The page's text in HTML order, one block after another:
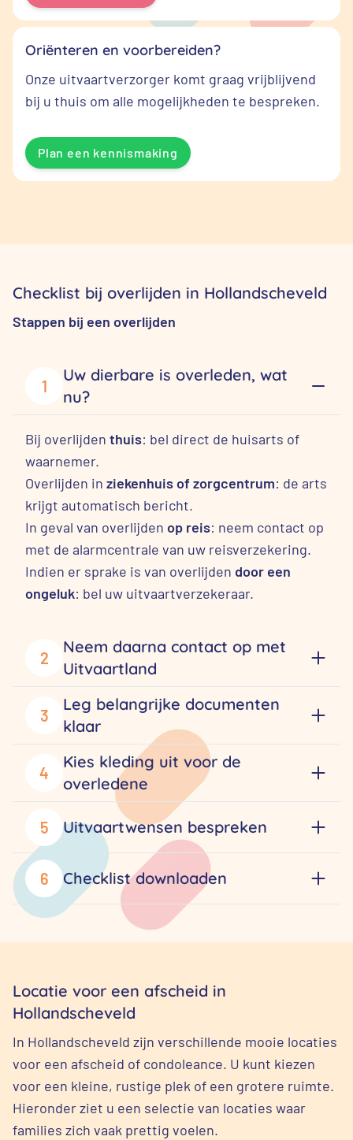
Oriënteren en voorbereiden?
Onze uitvaartverzorger komt graag vrijblijvend
bij u thuis om alle mogelijkheden te bespreken.
Plan een kennismaking
Checklist bij overlijden in Hollandscheveld
Stappen bij een overlijden
1
Uw dierbare is overleden, wat
nu?
Bij overlijden thuis: bel direct de huisarts of
waarnemer.
Overlijden in ziekenhuis of zorgcentrum: de arts
krijgt automatisch bericht.
In geval van overlijden op reis: neem contact op
met de alarmcentrale van uw reisverzekering.
Indien er sprake is van overlijden door een
ongeluk: bel uw uitvaartverzekeraar.
2
Neem daarna contact op met
Uitvaartland
3
Leg belangrijke documenten
klaar
4
Kies kleding uit voor de
overledene
5 Uitvaartwensen bespreken
6 Checklist downloaden
Locatie voor een afscheid in
Hollandscheveld
In Hollandscheveld zijn verschillende mooie locaties
voor een afscheid of condoleance. U kunt kiezen
voor een kleine, rustige plek of een grotere ruimte.
Hieronder ziet u een selectie van locaties waar
families zich vaak prettig voelen.